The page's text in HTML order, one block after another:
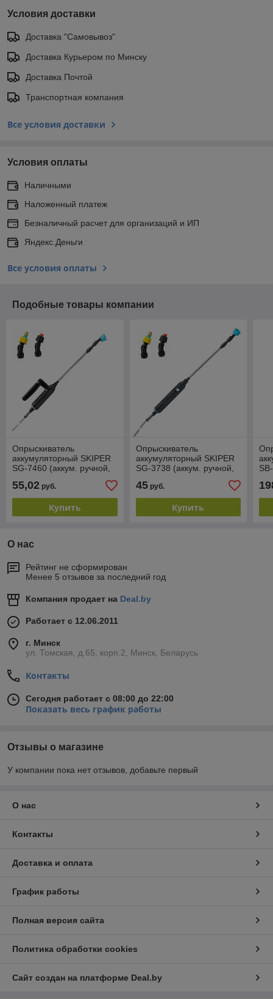
Условия доставки
Доставка "Самовывоз"
Доставка Курьером по Минску
Доставка Почтой
Транспортная компания
Все условия доставки
Условия оплаты
Наличными
Наложенный платеж
Безналичный расчет для организаций и ИП
Яндекс.Деньги
Все условия оплаты
Подобные товары компании
Опрыскиватель
аккумуляторный SKIPER
SG-7460 (аккум. ручной,
55,02 руб.
Купить
Опрыскиватель
аккумуляторный SKIPER
SG-3738 (аккум. ручной,
45руб.
Купить
О нас
Рейтинг не сформирован
Менее 5 отзывов за последний год
Компания продает на Deal.by
Работает с 12.06.2011
г. Минск
ул. Томская, д.65, корп.2, Минск, Беларусь
Контакты
Сегодня работает с 08:00 до 22:00
Показать весь график работы
Отзывы о магазине
У компании пока нет отзывов, добавьте первый
О нас
Контакты
Доставка и оплата
График работы
Полная версия сайта
Политика обработки cookies
Сайт создан на платформе Deal.by